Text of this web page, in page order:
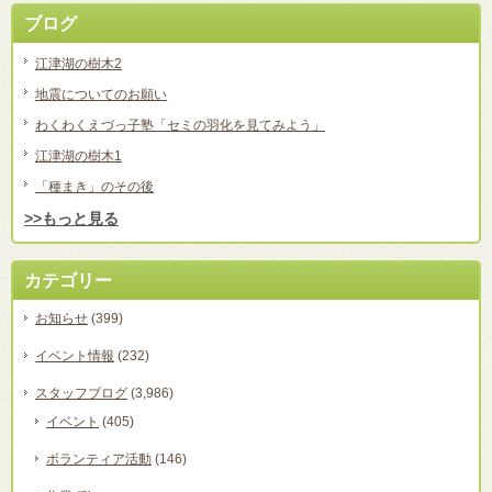
ブログ
江津湖の樹木2
地震についてのお願い
わくわくえづっ子塾「セミの羽化を見てみよう」
江津湖の樹木1
「種まき」のその後
>>もっと見る
カテゴリー
お知らせ (399)
イベント情報 (232)
スタッフブログ (3,986)
イベント (405)
ボランティア活動 (146)